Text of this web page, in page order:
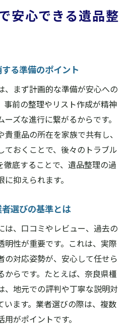
整理を実現する方法と心得
収の違いを知るポイント
品回収のサービス内容比較
対応できない遺品整理の特
遺品整理業者を選ぶ理由
の料金体系の違いを解説
意すべき法律やマナーとは
業者選びの極意とは
信頼性を見抜くチェック項
ーから業者を比較する方法
便利屋の違いを理解する
高い遺品整理業者の特徴
認すべき遺品整理のポイン
びで後悔しないためのコツ
整理サービス活用術
の遺品整理サービスの選び
安心できる遺品整
る準備のポイント
、まず計画的な準備が安心への
事前の整理やリスト作成が精神
ズな進行に繋がるからです。
重品の所在を家族で共有し、
ておくことで、後々のトラブル
徹底することで、遺品整理の過
抑えられます。
選びの基準とは
は、口コミやレビュー、過去の
明性が重要です。これは、実際
の対応姿勢が、安心して任せら
からです。たとえば、奈良県橿
、地元での評判や丁寧な説明対
います。業者選びの際は、複数
がポイントです。